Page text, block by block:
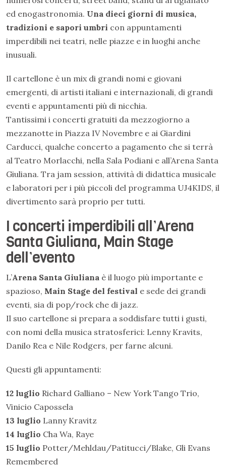
ed enogastronomia. Una dieci giorni di musica,
tradizioni e sapori umbri con appuntamenti
imperdibili nei teatri, nelle piazze e in luoghi anche
inusuali.
Il cartellone è un mix di grandi nomi e giovani
emergenti, di artisti italiani e internazionali, di grandi
eventi e appuntamenti più di nicchia.
Tantissimi i concerti gratuiti da mezzogiorno a
mezzanotte in Piazza IV Novembre e ai Giardini
Carducci, qualche concerto a pagamento che si terrà
al Teatro Morlacchi, nella Sala Podiani e all’Arena Santa
Giuliana. Tra jam session, attività di didattica musicale
e laboratori per i più piccoli del programma UJ4KIDS, il
divertimento sarà proprio per tutti.
I concerti imperdibili all’Arena
Santa Giuliana, Main Stage
dell’evento
L’Arena Santa Giuliana è il luogo più importante e
spazioso, Main Stage del festival e sede dei grandi
eventi, sia di pop/rock che di jazz.
Il suo cartellone si prepara a soddisfare tutti i gusti,
con nomi della musica stratosferici: Lenny Kravits,
Danilo Rea e Nile Rodgers, per farne alcuni.
Questi gli appuntamenti:
12 luglio Richard Galliano – New York Tango Trio,
Vinicio Capossela
13 luglio Lanny Kravitz
14 luglio Cha Wa, Raye
15 luglio Potter/Mehldau/Patitucci/Blake, Gli Evans
Remembered